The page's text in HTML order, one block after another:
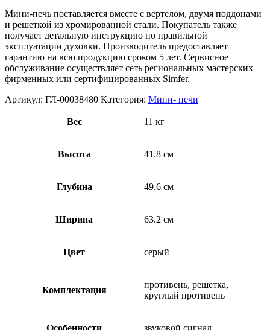
Мини-печь поставляется вместе с вертелом, двумя поддонами
и решеткой из хромированной стали. Покупатель также
получает детальную инструкцию по правильной
эксплуатации духовки. Производитель предоставляет
гарантию на всю продукцию сроком 5 лет. Сервисное
обслуживание осуществляет сеть региональных мастерских –
фирменных или сертифицированных Simfer.
Артикул: ГЛ-00038480 Категория: Мини- печи
Вес 11 кг
Высота 41.8 см
Глубина 49.6 см
Ширина 63.2 см
Цвет серый
Комплектация
противень, решетка,
круглый противень